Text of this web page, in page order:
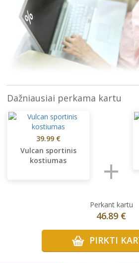
Dažniausiai perkama kartu
39.99 €
Vulcan sportinis
kostiumas
+
Perkant kartu
46.89 €
PIRKTI